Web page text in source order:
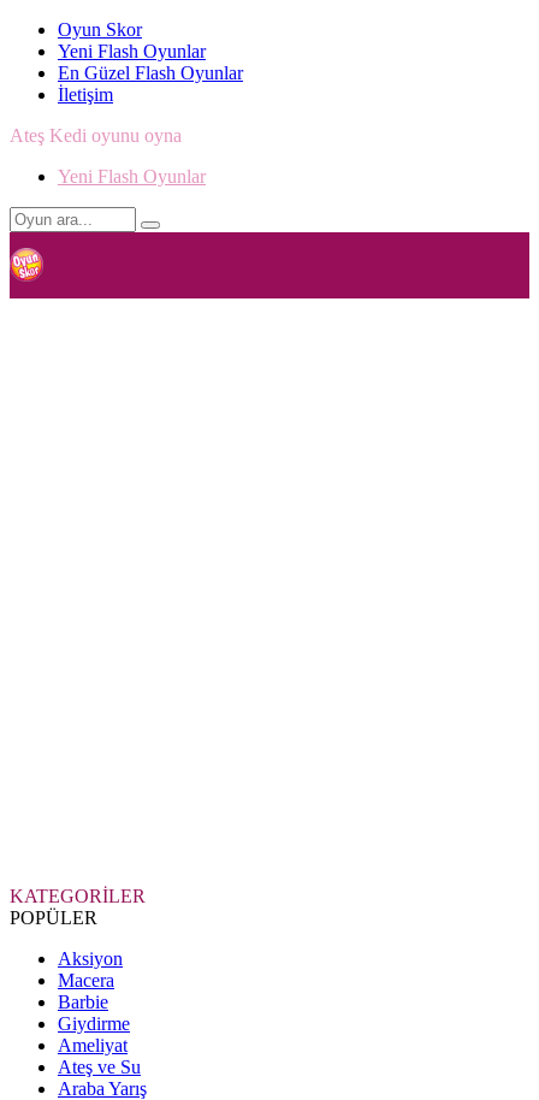
Oyun Skor
Yeni Flash Oyunlar
En Güzel Flash Oyunlar
İletişim
Ateş Kedi oyunu oyna
Yeni Flash Oyunlar
KATEGORİLER
POPÜLER
Aksiyon
Macera
Barbie
Giydirme
Ameliyat
Ateş ve Su
Araba Yarış